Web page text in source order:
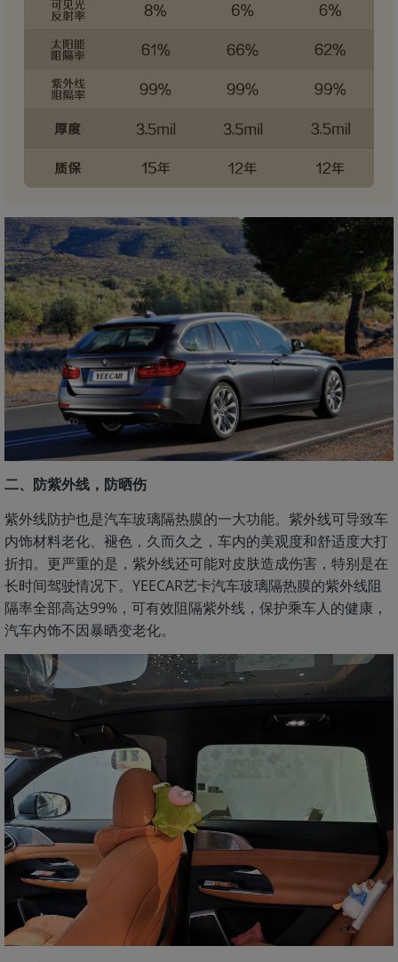
二、防紫外线，防晒伤
紫外线防护也是汽车玻璃隔热膜的一大功能。紫外线可导致车
内饰材料老化、褪色，久而久之，车内的美观度和舒适度大打
折扣。更严重的是，紫外线还可能对皮肤造成伤害，特别是在
长时间驾驶情况下。YEECAR艺卡汽车玻璃隔热膜的紫外线阻
隔率全部高达99%，可有效阻隔紫外线，保护乘车人的健康，
汽车内饰不因暴晒变老化。